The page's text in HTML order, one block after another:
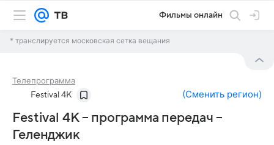
Фильмы онлайн
* транслируется московская сетка вещания
Телепрограмма
Festival 4K (Сменить регион)
Festival 4K – программа передач –
Геленджик